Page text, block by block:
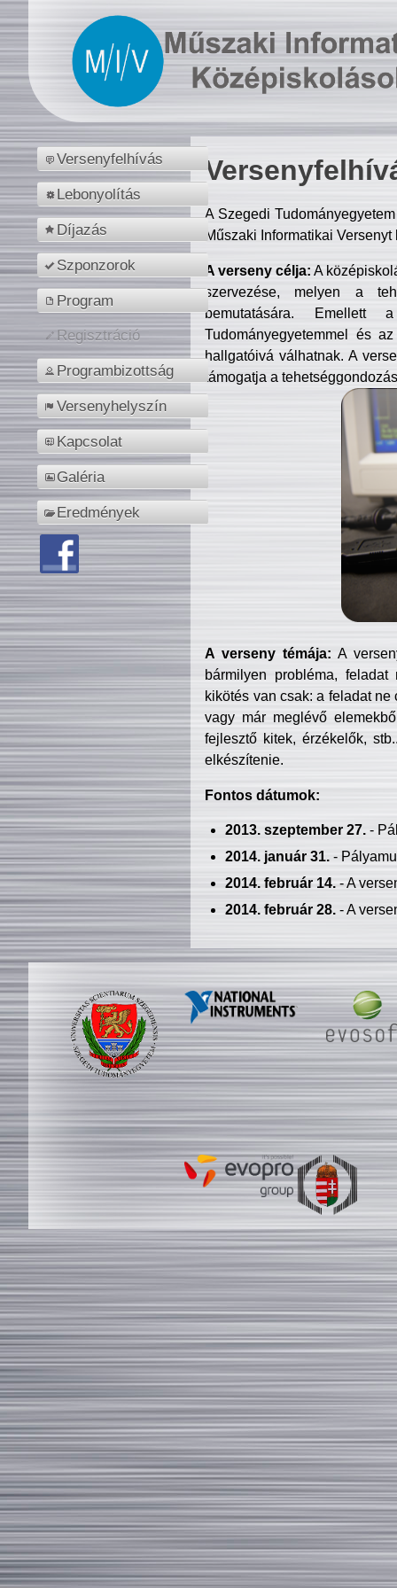
Versenyfelhívás
Lebonyolítás
Díjazás
Szponzorok
Program
Regisztráció
Programbizottság
Versenyhelyszín
Kapcsolat
Galéria
Eredmények
A Szegedi
Műszaki Informatikai
A verseny célja: A
szervezése, melyen a
bemutatására. Emellett
Tudományegyetemmel és
hallgatóivá válhatnak. A
támogatja a
A verseny témája: A
bármilyen probléma, feladat
kikötés van csak: a feladat
vagy már meglévő
fejlesztő kitek, érzékelők,
elkészítenie.
Fontos dátumok:
2013. szeptember 27.-
2014. január 31.-
2014. február 14.- A
2014. február 28.- A